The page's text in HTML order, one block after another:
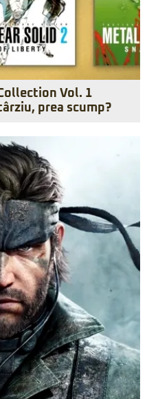
Vol. 1
prea scump?